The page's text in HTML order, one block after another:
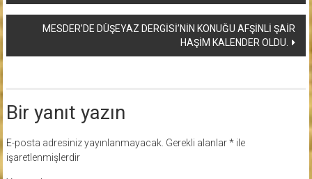
dolaşımı
MESDER’DE DÜŞEYAZ DERGİSİ’NİN KONUĞU AFŞİNLİ ŞAİR
HAŞİM KALENDER OLDU.
Bir yanıt yazın
E-posta adresiniz yayınlanmayacak. Gerekli alanlar*ile
işaretlenmişlerdir